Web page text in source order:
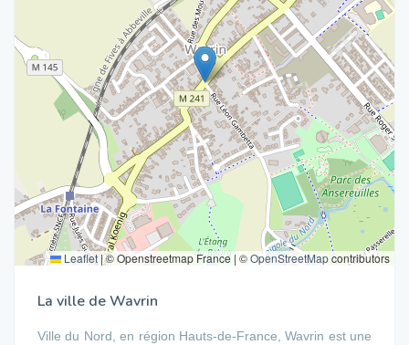
Leaflet |© Openstreetmap France | ©OpenStreetMapcontributors
La ville de Wavrin
Ville du Nord, en région Hauts-de-France, Wavrin est une